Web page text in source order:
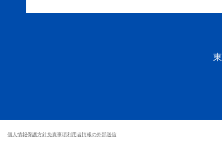
個人情報保護方針免責事項利用者情報の外部送信